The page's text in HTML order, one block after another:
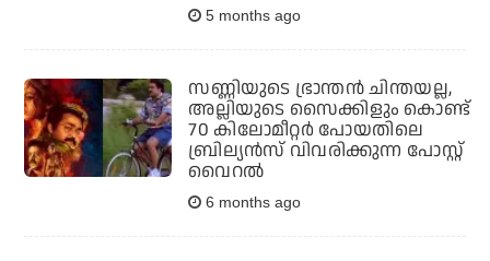
5 months ago
സണ്ണിയുടെ ഭ്രാന്തന്‍ ചിന്തയല്ല,
അല്ലിയുടെ സൈക്കിളും കൊണ്ട്
70 കിലോമീറ്റര്‍ പോയതിലെ
ബ്രില്യന്‍സ് വിവരിക്കുന്ന പോസ്റ്റ്
വൈറല്‍
6 months ago